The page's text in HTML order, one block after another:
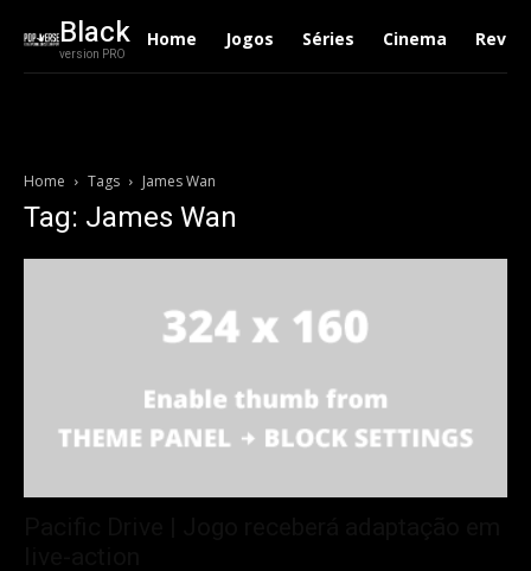
Black
version PRO
Home Jogos Séries Cinema
Home Tags James Wan
Tag: James Wan